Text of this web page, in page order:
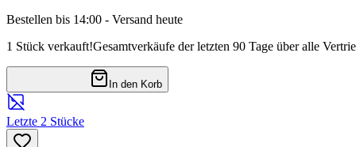
Bestellen bis 14:00 - Versand heute
1 Stück verkauft!Gesamtverkäufe der letzten 90 Tage über alle
In den Korb
Letzte 2 Stücke